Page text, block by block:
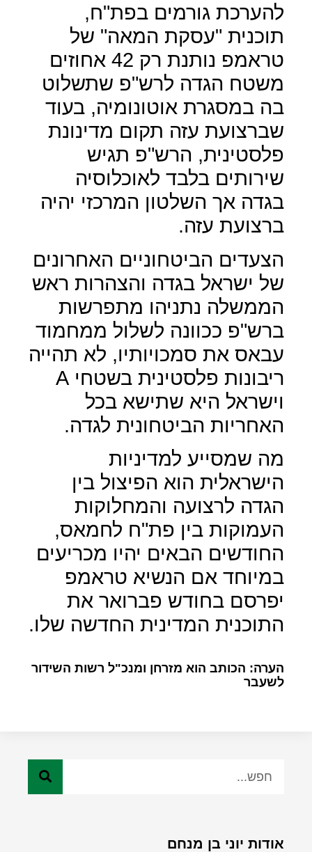
להערכת גורמים בפת"ח,
תוכנית "עסקת המאה" של
טראמפ נותנת רק 42 אחוזים
משטח הגדה לרש"פ שתשלוט
בה במסגרת אוטונומיה, בעוד
שברצועת עזה תקום מדינונת
פלסטינית, הרש"פ תגיש
שירותים בלבד לאוכלוסיה
בגדה אך השלטון המרכזי יהיה
ברצועת עזה.
הצעדים הביטחוניים האחרונים
של ישראל בגדה והצהרות ראש
הממשלה נתניהו מתפרשות
ברש"פ ככוונה לשלול ממחמוד
עבאס את סמכויותיו, לא תהייה
ריבונות פלסטינית בשטחי A
וישראל היא שתישא בכל
האחריות הביטחונית לגדה.
מה שמסייע למדיניות
הישראלית הוא הפיצול בין
הגדה לרצועה והמחלוקות
העמוקות בין פת"ח לחמאס,
החודשים הבאים יהיו מכריעים
במיוחד אם הנשיא טראמפ
יפרסם בחודש פברואר את
התוכנית המדינית החדשה שלו.
הערה: הכותב הוא מזרחן ומנכ"ל רשות השידור
לשעבר
אודות יוני בן מנחם